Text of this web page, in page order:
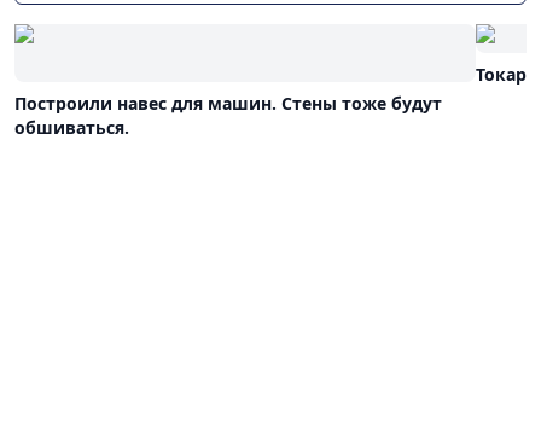
Построили навес для машин. Стены тоже будут
обшиваться.